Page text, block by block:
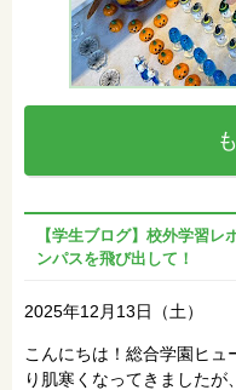
【学生ブログ】校外学習
ンパスを飛び出して！
2025年12月13日（土）
こんにちは！総合学園ヒ
り肌寒くなってきました